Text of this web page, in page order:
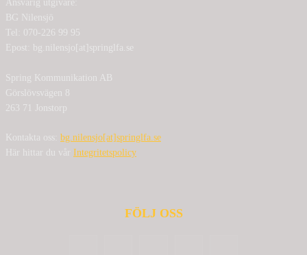
Ansvarig utgivare:
BG Nilensjö
Tel: 070-226 99 95
Epost: bg.nilensjo[at]springlfa.se
Spring Kommunikation AB
Görslövsvägen 8
263 71 Jonstorp
Kontakta oss: bg.nilensjo[at]springlfa.se
Här hittar du vår Integritetspolicy
FÖLJ OSS